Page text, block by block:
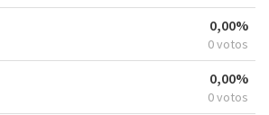
0,00%
0 votos
0,00%
0 votos